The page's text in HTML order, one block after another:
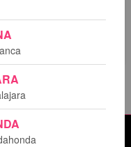
para esta